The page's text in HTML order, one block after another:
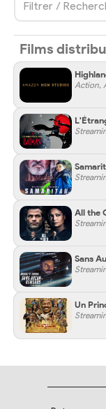
Filtrer /
Films
All the
Sans
Un